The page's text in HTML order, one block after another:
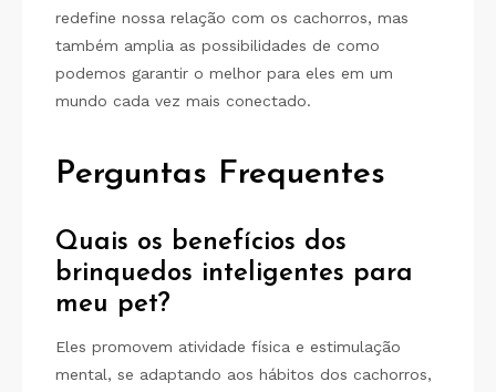
redefine nossa relação com os cachorros, mas
também amplia as possibilidades de como
podemos garantir o melhor para eles em um
mundo cada vez mais conectado.
Perguntas Frequentes
Quais os benefícios dos
brinquedos inteligentes para
meu pet?
Eles promovem atividade física e estimulação
mental, se adaptando aos hábitos dos cachorros,